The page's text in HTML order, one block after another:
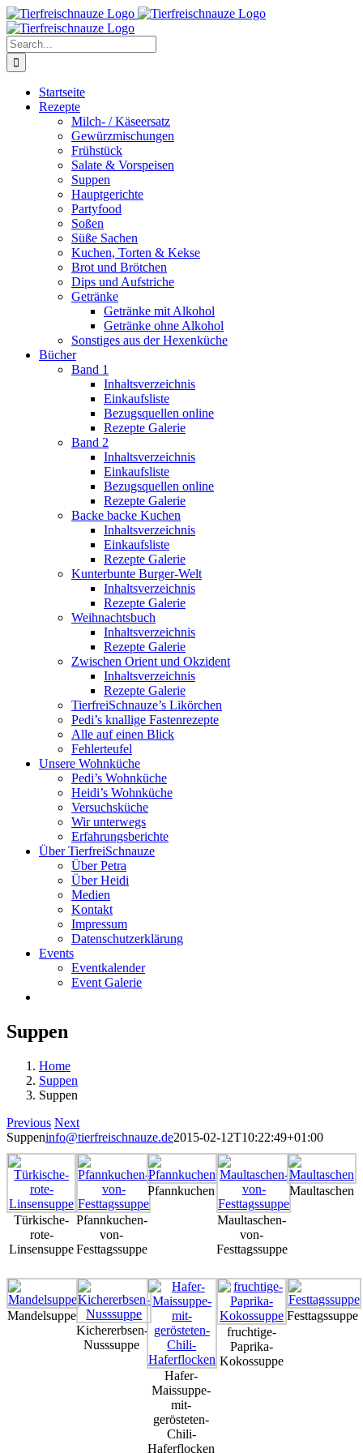
Skip
to
content
Facebook
YouTube
X
Pinterest
Instagram
Search
for:
Startseite
Rezepte
Milch- / Käseersatz
Gewürzmischungen
Frühstück
Salate & Vorspeisen
Suppen
Hauptgerichte
Partyfood
Soßen
Süße Sachen
Kuchen, Torten & Kekse
Brot und Brötchen
Dips und Aufstriche
Getränke
Getränke mit Alkohol
Getränke ohne Alkohol
Sonstiges aus der Hexenküche
Bücher
Band 1
Inhaltsverzeichnis
Einkaufsliste
Bezugsquellen online
Rezepte Galerie
Band 2
Inhaltsverzeichnis
Einkaufsliste
Bezugsquellen online
Rezepte Galerie
Backe backe Kuchen
Inhaltsverzeichnis
Einkaufsliste
Rezepte Galerie
Kunterbunte Burger-Welt
Inhaltsverzeichnis
Rezepte Galerie
Weihnachtsbuch
Inhaltsverzeichnis
Rezepte Galerie
Zwischen Orient und Okzident
Inhaltsverzeichnis
Rezepte Galerie
TierfreiSchnauze’s Likörchen
Pedi’s knallige Fastenrezepte
Alle auf einen Blick
Fehlerteufel
Unsere Wohnküche
Pedi’s Wohnküche
Heidi’s Wohnküche
Versuchsküche
Wir unterwegs
Erfahrungsberichte
Über TierfreiSchnauze
Über Petra
Über Heidi
Medien
Kontakt
Impressum
Datenschutzerklärung
Events
Eventkalender
Event Galerie
Suppen
Home
Suppen
Suppen
Previous Next
Suppeninfo@tierfreischnauze.de2015-02-12T10:22:49+01:00
Türkische-
rote-
Linsensuppe
Pfannkuchen-
von-
Festtagssuppe
Pfannkuchen
Maultaschen-
von-
Festtagssuppe
Maultaschen
Mandelsuppe
Kichererbsen-
Nusssuppe
Hafer-
Maissuppe-
mit-
gerösteten-
Chili-
Haferflocken
fruchtige-
Paprika-
Kokossuppe
Festtagssuppe